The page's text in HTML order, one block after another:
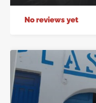
No reviews yet